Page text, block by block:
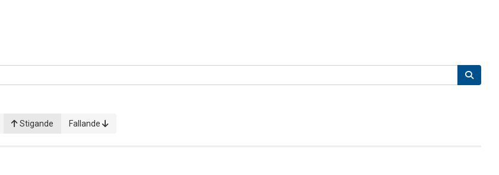
Stigande Fallande